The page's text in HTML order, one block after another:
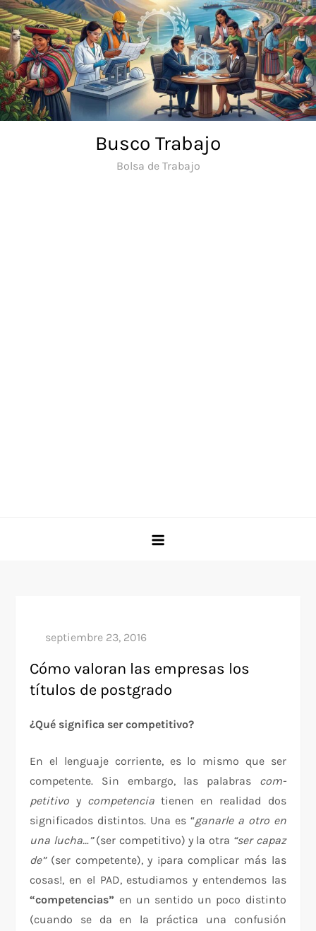
Saltar
al
contenido
Busco Trabajo
Bolsa de Trabajo
Cómo valoran las empresas los
títulos de postgrado
¿Qué significa ser competitivo?
En el lenguaje corriente, es lo mismo que ser
competente. Sin embargo, las palabras com-
petitivo ycompetenciatienen en realidad dos
significados distintos. Una es “ganarle a otro en
una lucha…”(ser competitivo) y la otra “ser capaz
de” (ser competente), y ¡para complicar más las
cosas!, en el PAD, estudiamos y entendemos las
“competencias” en un sentido un poco distinto
(cuando se da en la práctica una confusión